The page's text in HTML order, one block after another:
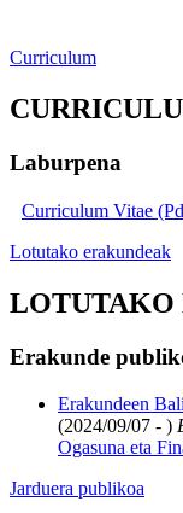
Curriculum
Laburpena
Curriculum Vitae
Lotutako erakundeak
LOTUTAKO
Erakunde
Erakundeen
(2024/09/07 - )
Ogasuna eta
Jarduera publikoa